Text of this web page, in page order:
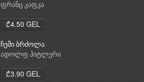
ფრანც კაფკა
₾4.50 GEL
ჩემი ბრძოლა
ადოლფ ჰიტლერი
₾3.90 GEL